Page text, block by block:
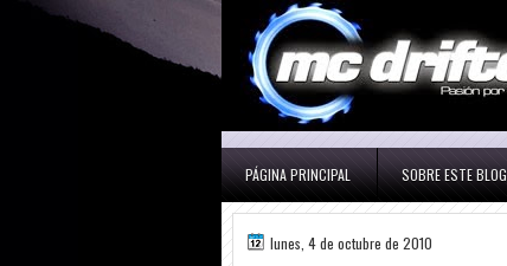
PÁGINA PRINCIPAL SOBRE ESTE BLOG
lunes, 4 de octubre de 2010